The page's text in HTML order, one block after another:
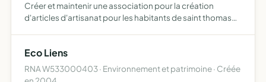
Créer et maintenir une association pour la création
d'articles d'artisanat pour les habitants de saint thomas
connaissa…
Eco Liens
RNA W533000403 · Environnement et patrimoine · Créée